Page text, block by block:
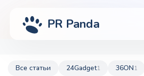
PR Panda
Все статьи 24Gadget1 36ON1